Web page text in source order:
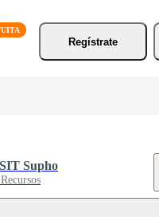
Regístrate
Supho